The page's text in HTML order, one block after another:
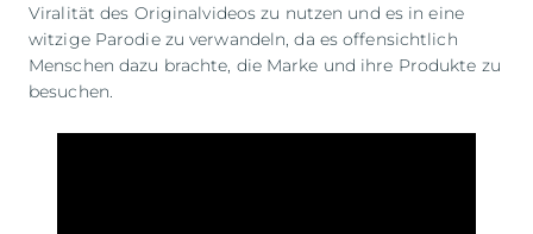
Viralität des Originalvideos zu nutzen und es in eine
witzige Parodie zu verwandeln, da es offensichtlich
Menschen dazu brachte, die Marke und ihre Produkte zu
besuchen.